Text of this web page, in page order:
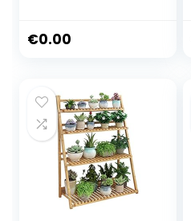
plantenstandaard
thuis/kantoren,
stevige
ecologische
plantenpotstanda
ard, eenvoudig te
monteren
€0.00